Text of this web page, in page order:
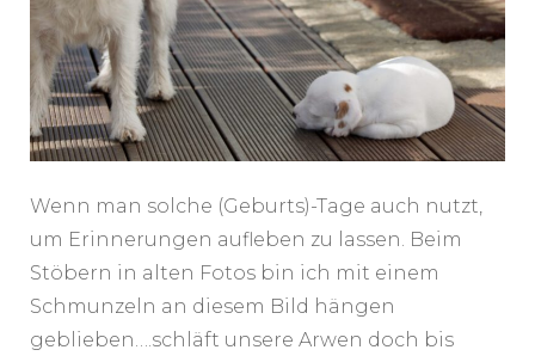
Wenn man solche (Geburts)-Tage auch nutzt,
um Erinnerungen aufleben zu lassen. Beim
Stöbern in alten Fotos bin ich mit einem
Schmunzeln an diesem Bild hängen
geblieben….schläft unsere Arwen doch bis